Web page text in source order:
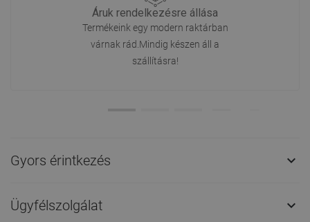
Áruk rendelkezésre állása
Termékeink egy modern raktárban
várnak rád.Mindig készen áll a
szállításra!
Gyors érintkezés 
Ügyfélszolgálat 